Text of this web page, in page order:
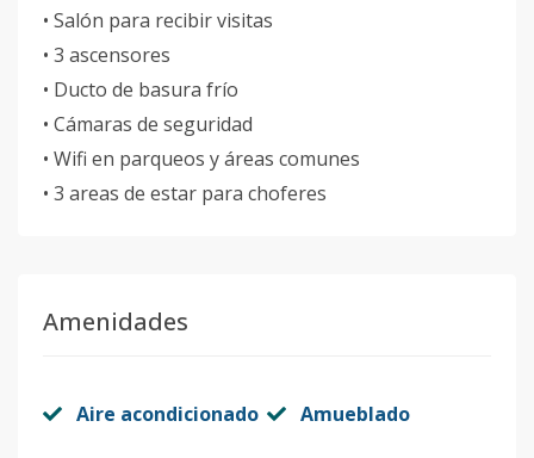
• Salón para recibir visitas
• 3 ascensores
• Ducto de basura frío
• Cámaras de seguridad
• Wifi en parqueos y áreas comunes
• 3 areas de estar para choferes
Amenidades
Aire acondicionado Amueblado